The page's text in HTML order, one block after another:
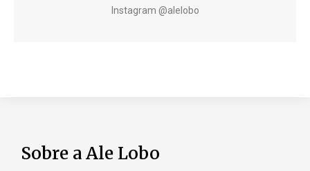
Instagram @alelobo
Sobre a Ale Lobo